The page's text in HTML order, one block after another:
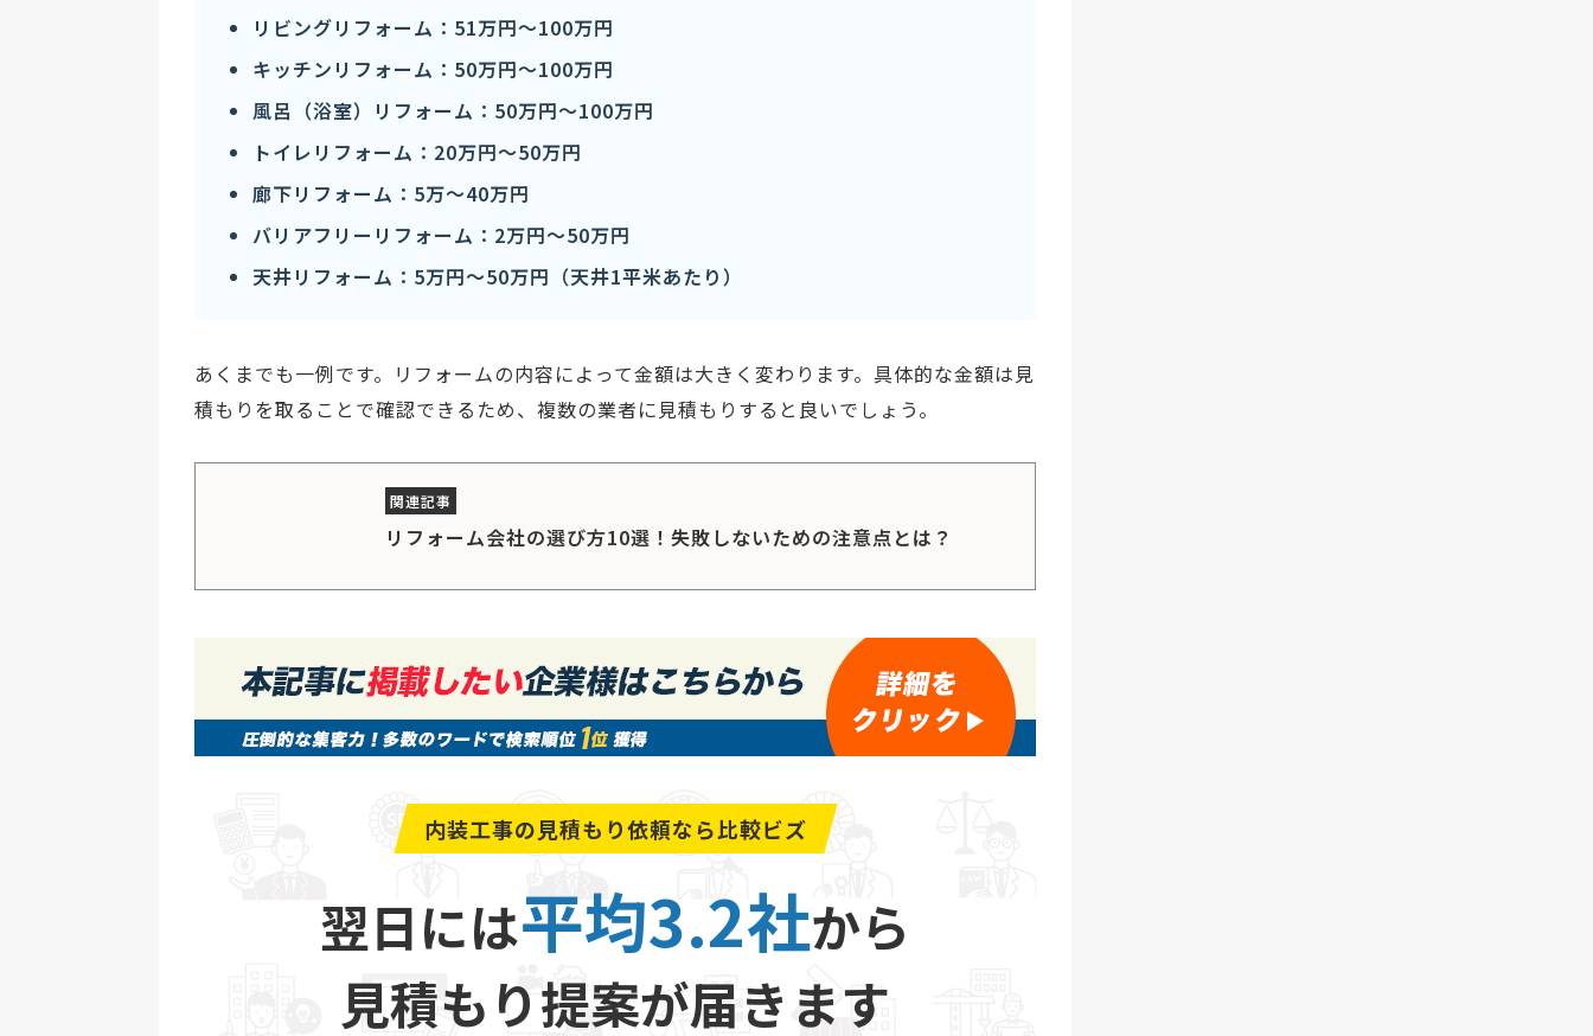
リビングリフォーム：51万円〜100万円
キッチンリフォーム：50万円〜100万円
風呂（浴室）リフォーム：50万円〜100万円
トイレリフォーム：20万円〜50万円
廊下リフォーム：5万〜40万円
バリアフリーリフォーム：2万円〜50万円
天井リフォーム：5万円〜50万円（天井1平米あたり）
あくまでも一例です。リフォームの内容によって金額は大きく変わります。具体的な金額は見
積もりを取ることで確認できるため、複数の業者に見積もりすると良いでしょう。
リフォーム会社の選び方10選！失敗しないための注意点とは？
内装工事の見積もり依頼なら比較ビズ
翌日には平均3.2社から
見積もり提案が届きます